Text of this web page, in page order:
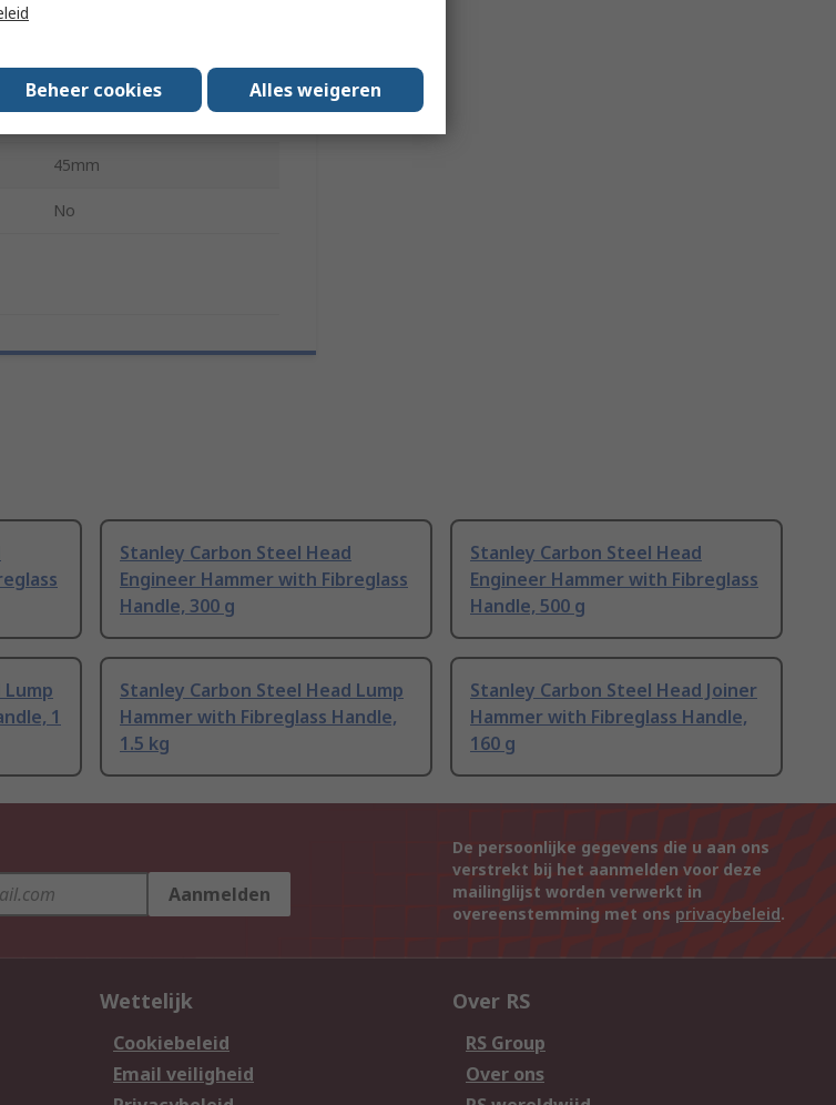
1kg
45mm
No
Stanley Carbon Steel Head
Engineer Hammer with Fibreglass
Handle, 300 g
Stanley Carbon Steel Head
Engineer Hammer with Fibreglass
Handle, 500 g
1
Stanley Carbon Steel Head Lump
Hammer with Fibreglass Handle,
1.5 kg
Stanley Carbon Steel Head Joiner
Hammer with Fibreglass Handle,
160 g
Aanmelden
De persoonlijke gegevens die u aan ons
verstrekt bij het aanmelden voor deze
mailinglijst worden verwerkt in
overeenstemming met ons privacybeleid.
Wettelijk
Cookiebeleid
Email veiligheid
Over RS
RS Group
Over ons
Beheer cookies Alles weigeren